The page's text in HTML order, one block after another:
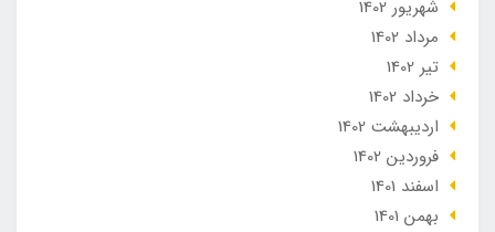
شهریور 1402
مرداد 1402
تير 1402
خرداد 1402
ارديبهشت 1402
فروردین 1402
اسفند 1401
بهمن 1401